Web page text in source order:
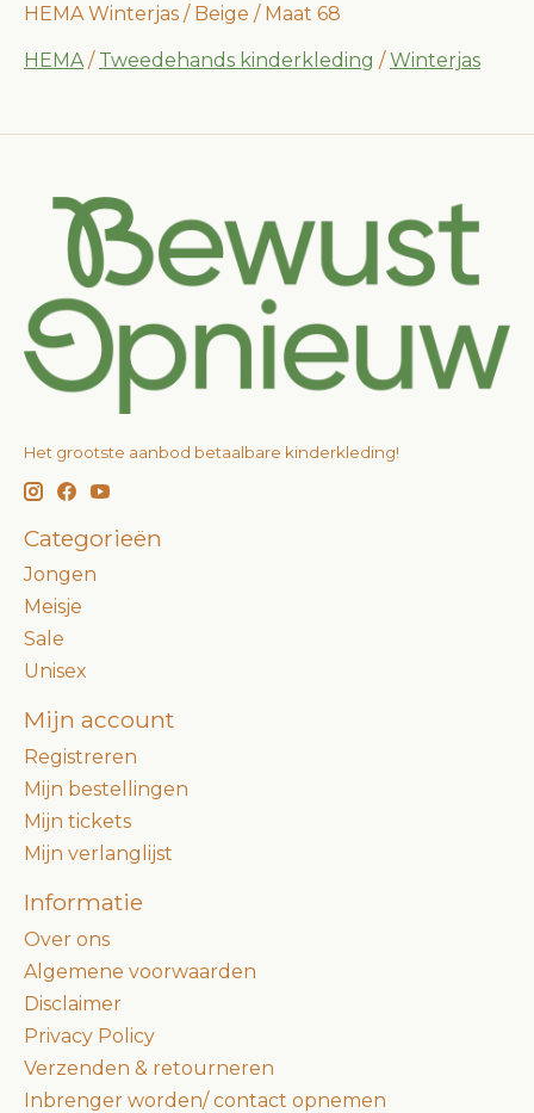
HEMA Winterjas / Beige / Maat 68
HEMA/ Tweedehands kinderkleding / Winterjas
Het grootste aanbod betaalbare kinderkleding!
Categorieën
Jongen
Meisje
Sale
Unisex
Mijn account
Registreren
Mijn bestellingen
Mijn tickets
Mijn verlanglijst
Informatie
Over ons
Algemene voorwaarden
Disclaimer
Privacy Policy
Verzenden & retourneren
Inbrenger worden/ contact opnemen